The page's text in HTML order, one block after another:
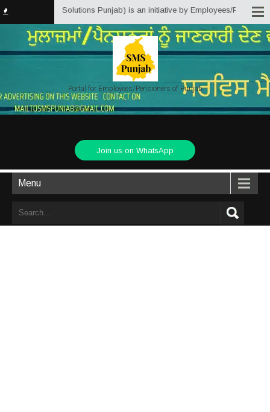
Matter Solutions Punjab) is an initiative by Employees/Pensioners
Portal for Employees/Pensioners of Punjab
Join us on WhatsApp
Menu